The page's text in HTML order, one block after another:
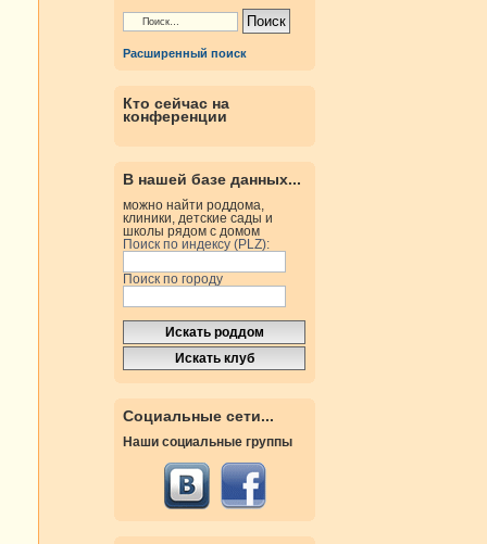
Расширенный поиск
Кто сейчас на
конференции
В нашей базе данных...
можно найти роддома,
клиники, детские сады и
школы рядом с домом
Поиск по индексу (PLZ):
Поиск по городу
Социальные сети...
Наши социальные группы